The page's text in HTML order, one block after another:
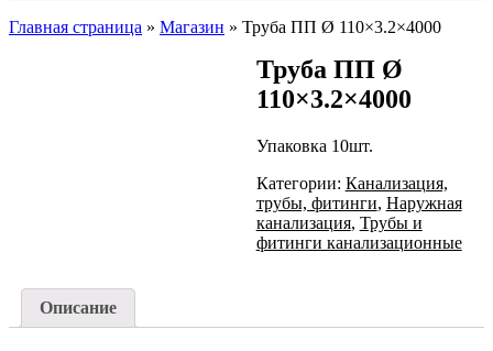
Главная страница » Магазин » Труба ПП Ø 110×3.2×4000
Труба ПП Ø
110×3.2×4000
Упаковка 10шт.
Категории: Канализация,
трубы, фитинги, Наружная
канализация, Трубы и
фитинги канализационные
Описание